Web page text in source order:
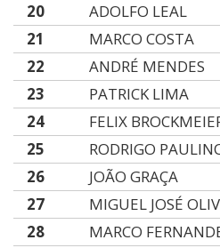
20
ADOLFO LEAL
21
MARCO COSTA
22
ANDRÉ MENDES
23
PATRICK LIMA
24
FELIX
25
RODRIGO
26
JOÃO GRAÇA
27
MIGUEL JOSÉ
28
MARCO